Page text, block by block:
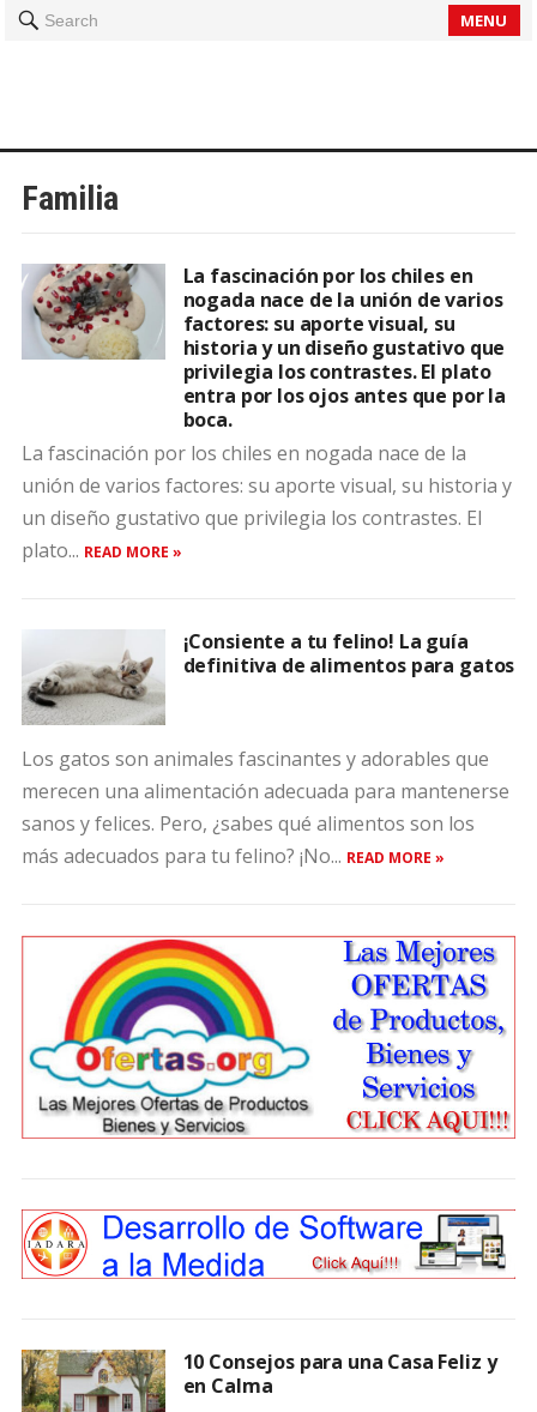
Search MENU
Familia
La fascinación por los chiles en
nogada nace de la unión de varios
factores: su aporte visual, su
historia y un diseño gustativo que
privilegia los contrastes. El plato
entra por los ojos antes que por la
boca.
La fascinación por los chiles en nogada nace de la
unión de varios factores: su aporte visual, su historia y
un diseño gustativo que privilegia los contrastes. El
plato... READ MORE »
¡Consiente a tu felino! La guía
definitiva de alimentos para gatos
Los gatos son animales fascinantes y adorables que
merecen una alimentación adecuada para mantenerse
sanos y felices. Pero, ¿sabes qué alimentos son los
más adecuados para tu felino? ¡No... READ MORE »
10 Consejos para una Casa Feliz y
en Calma